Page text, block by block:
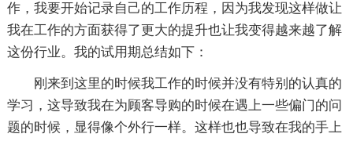
作，我要开始记录自己的工作历程，因为我发现这样做让
我在工作的方面获得了更大的提升也让我变得越来越了解
这份行业。我的试用期总结如下：
刚来到这里的时候我工作的时候并没有特别的认真的
学习，这导致我在为顾客导购的时候在遇上一些偏门的问
题的时候，显得像个外行一样。这样也也导致在我的手上